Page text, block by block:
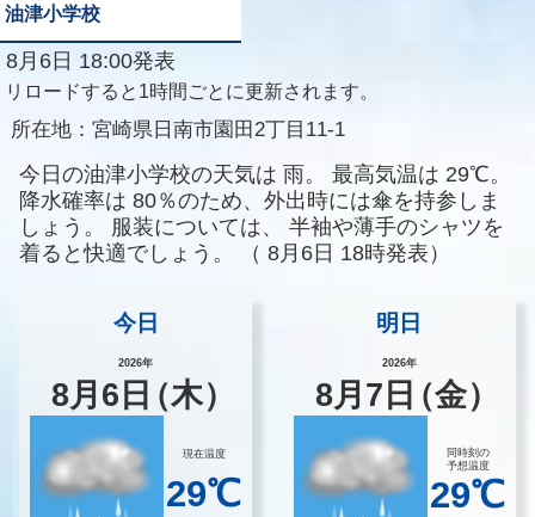
油津小学校
8月6日 18:00発表
リロードすると1時間ごとに更新されます。
所在地： 宮崎県日南市園田2丁目11-1
今日の油津小学校の天気は 雨。 最高気温は 29℃。
降水確率は 80％のため、外出時には傘を持参しま
しょう。
服装については、
半袖や薄手のシャツを
着ると快適でしょう。
（ 8月6日 18時発表）
今日
2026年
8月 6 日（木）
現在温度
29℃
明日
2026年
8月 7 日（金）
同時刻の
予想温度
29℃